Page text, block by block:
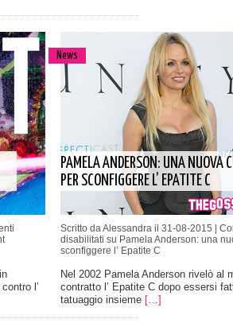
l’
News
PAMELA ANDERSON: UNA NUOVA
PER SCONFIGGERE L’ EPATITE C
Scritto da Alessandra il 31-08-2015 |
disabilitati su Pamela Anderson: una
sconfiggere l’ Epatite C
Nel 2002 Pamela Anderson rivelò al
contratto l’ Epatite C dopo essersi
tatuaggio insieme […]